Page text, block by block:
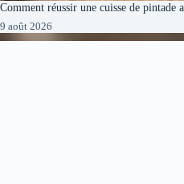
Comment réussir une cuisse de pintade
9 août 2026